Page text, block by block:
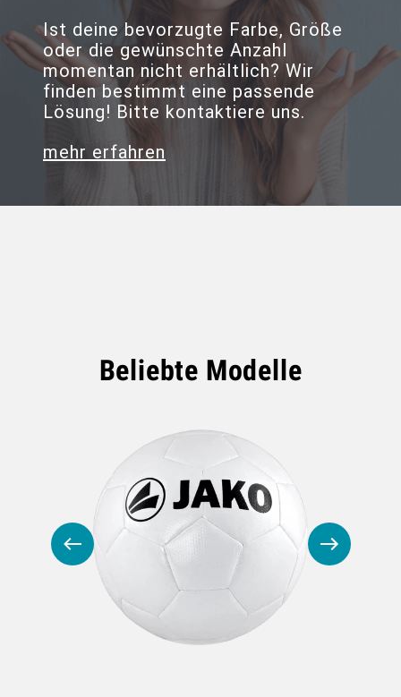
Ist deine bevorzugte Farbe, Größe
oder die gewünschte Anzahl
momentan nicht erhältlich? Wir
finden bestimmt eine passende
Lösung! Bitte kontaktiere uns.
mehr erfahren
Beliebte Modelle